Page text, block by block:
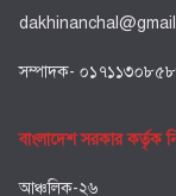
সম্পাদক-
বাংলাদেশ সরকার কর্তৃক
আঞ্চলিক-২৬